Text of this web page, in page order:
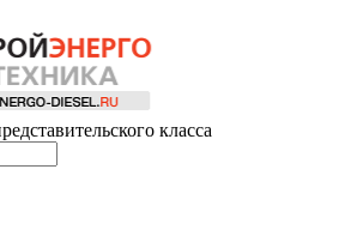
класса